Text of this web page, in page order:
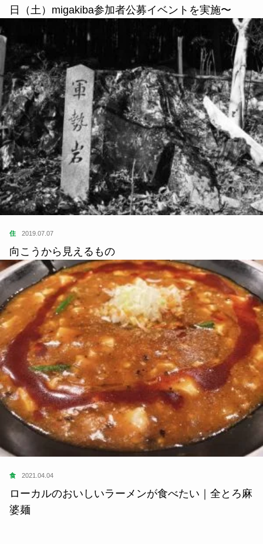
日（土）migakiba参加者公募イベントを実施〜
住 2019.07.07
向こうから見えるもの
食 2021.04.04
ローカルのおいしいラーメンが食べたい｜全とろ麻
婆麺